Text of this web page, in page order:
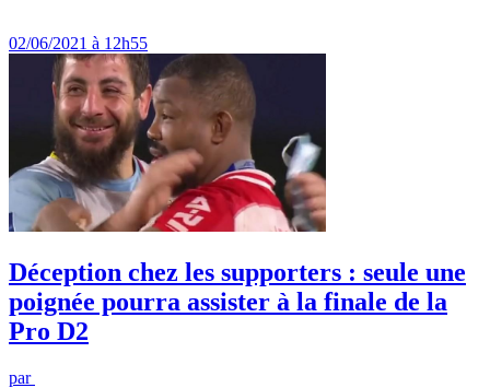
02/06/2021 à 12h55
Déception chez les supporters : seule une
poignée pourra assister à la finale de la
Pro D2
par